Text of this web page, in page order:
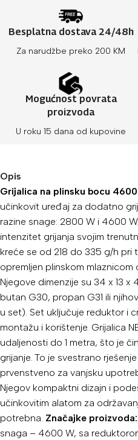
Besplatna dostava 24/48h
Za narudžbe preko 200 KM
Mogućnost povrata
proizvoda
U roku 15 dana od kupovine
Opis
Grijalica na plinsku bocu 4600
učinkovit uređaj za dodatno
razine snage: 2800 W i 4600
intenzitet grijanja svojim
kreće se od 218 do 335 g/h pri
opremljen plinskom mlaznicom
Njegove dimenzije su 34 x 13 x
butan G30, propan G31 ili
u set). Set uključuje reduktor i
montažu i korištenje. Grijalica
udaljenosti do 1 metra, što je
grijanje. To je svestrano
prvenstveno za vanjsku
Njegov kompaktni dizajn i
učinkovitim alatom za
potrebna. Značajke proizvoda:
snaga – 4600 W, sa